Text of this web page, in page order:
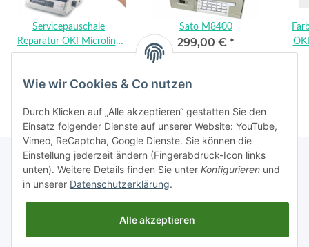
Servicepauschale
Reparatur OKI Microline
520
198,00 €*
Sato M8400
299,00 € *
Rechtliches
Wie wir Cookies & Co nutzen
Durch Klicken auf „Alle akzeptieren“ gestatten Sie den
Einsatz folgender Dienste auf unserer Website: YouTube,
Vimeo, ReCaptcha, Google Dienste. Sie können die
Einstellung jederzeit ändern (Fingerabdruck-Icon links
unten). Weitere Details finden Sie unter Konfigurieren und
in unserer Datenschutzerklärung.
Alle akzeptieren